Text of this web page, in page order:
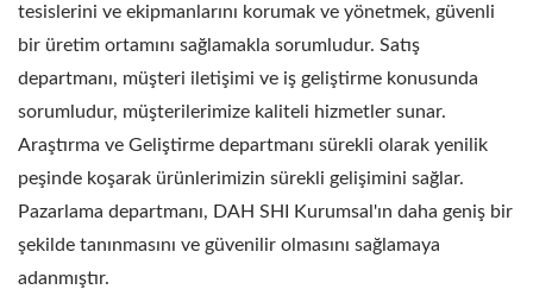
tesislerini ve ekipmanlarını korumak ve yönetmek, güvenli
bir üretim ortamını sağlamakla sorumludur. Satış
departmanı, müşteri iletişimi ve iş geliştirme konusunda
sorumludur, müşterilerimize kaliteli hizmetler sunar.
Araştırma ve Geliştirme departmanı sürekli olarak yenilik
peşinde koşarak ürünlerimizin sürekli gelişimini sağlar.
Pazarlama departmanı, DAH SHI Kurumsal'ın daha geniş bir
şekilde tanınmasını ve güvenilir olmasını sağlamaya
adanmıştır.